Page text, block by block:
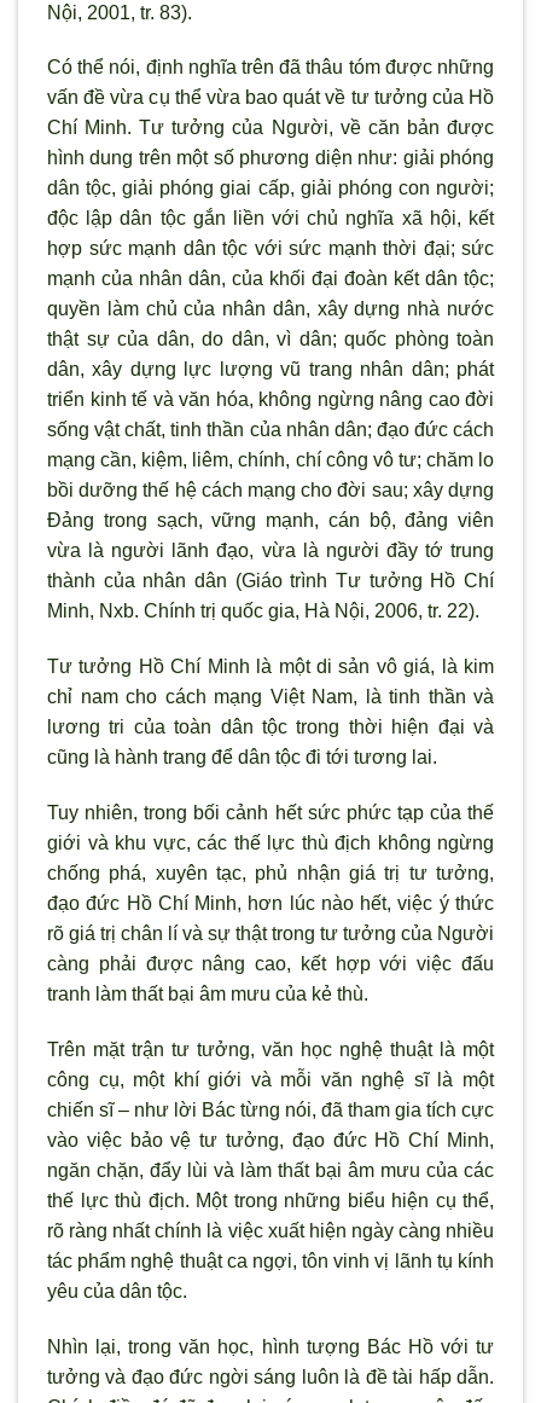
Nội, 2001, tr. 83).
Có thể nói, định nghĩa trên đã thâu tóm được những
vấn đề vừa cụ thể vừa bao quát về tư tưởng của Hồ
Chí Minh. Tư tưởng của Người, về căn bản được
hình dung trên một số phương diện như: giải phóng
dân tộc, giải phóng giai cấp, giải phóng con người;
độc lập dân tộc gắn liền với chủ nghĩa xã hội, kết
hợp sức mạnh dân tộc với sức mạnh thời đại; sức
mạnh của nhân dân, của khối đại đoàn kết dân tộc;
quyền làm chủ của nhân dân, xây dựng nhà nước
thật sự của dân, do dân, vì dân; quốc phòng toàn
dân, xây dựng lực lượng vũ trang nhân dân; phát
triển kinh tế và văn hóa, không ngừng nâng cao đời
sống vật chất, tinh thần của nhân dân; đạo đức cách
mạng cần, kiệm, liêm, chính, chí công vô tư; chăm lo
bồi dưỡng thế hệ cách mạng cho đời sau; xây dựng
Đảng trong sạch, vững mạnh, cán bộ, đảng viên
vừa là người lãnh đạo, vừa là người đầy tớ trung
thành của nhân dân (Giáo trình Tư tưởng Hồ Chí
Minh, Nxb. Chính trị quốc gia, Hà Nội, 2006, tr. 22).
Tư tưởng Hồ Chí Minh là một di sản vô giá, là kim
chỉ nam cho cách mạng Việt Nam, là tinh thần và
lương tri của toàn dân tộc trong thời hiện đại và
cũng là hành trang để dân tộc đi tới tương lai.
Tuy nhiên, trong bối cảnh hết sức phức tạp của thế
giới và khu vực, các thế lực thù địch không ngừng
chống phá, xuyên tạc, phủ nhận giá trị tư tưởng,
đạo đức Hồ Chí Minh, hơn lúc nào hết, việc ý thức
rõ giá trị chân lí và sự thật trong tư tưởng của Người
càng phải được nâng cao, kết hợp với việc đấu
tranh làm thất bại âm mưu của kẻ thù.
Trên mặt trận tư tưởng, văn học nghệ thuật là một
công cụ, một khí giới và mỗi văn nghệ sĩ là một
chiến sĩ – như lời Bác từng nói, đã tham gia tích cực
vào việc bảo vệ tư tưởng, đạo đức Hồ Chí Minh,
ngăn chặn, đẩy lùi và làm thất bại âm mưu của các
thế lực thù địch. Một trong những biểu hiện cụ thể,
rõ ràng nhất chính là việc xuất hiện ngày càng nhiều
tác phẩm nghệ thuật ca ngợi, tôn vinh vị lãnh tụ kính
yêu của dân tộc.
Nhìn lại, trong văn học, hình tượng Bác Hồ với tư
tưởng và đạo đức ngời sáng luôn là đề tài hấp dẫn.